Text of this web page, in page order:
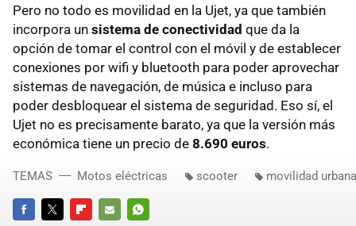
Pero no todo es movilidad en la Ujet, ya que también
incorpora un sistema de conectividad que da la
opción de tomar el control con el móvil y de establecer
conexiones por wifi y bluetooth para poder aprovechar
sistemas de navegación, de música e incluso para
poder desbloquear el sistema de seguridad. Eso sí, el
Ujet no es precisamente barato, ya que la versión más
económica tiene un precio de 8.690 euros.
TEMAS Motos eléctricas scooter movilidad urbana